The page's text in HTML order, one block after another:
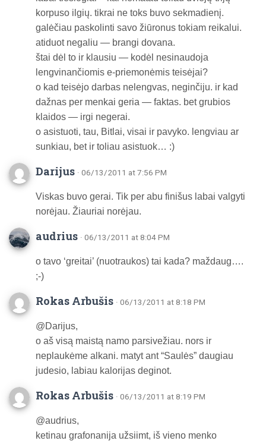
korpuso ilgių. tikrai ne toks buvo sekmadienį.
galėčiau paskolinti savo žiūronus tokiam reikalui.
atiduot negaliu — brangi dovana.
štai dėl to ir klausiu — kodėl nesinaudoja
lengvinančiomis e-priemonėmis teisėjai?
o kad teisėjo darbas nelengvas, neginčiju. ir kad
dažnas per menkai geria — faktas. bet grubios
klaidos — irgi negerai.
o asistuoti, tau, Bitlai, visai ir pavyko. lengviau ar
sunkiau, bet ir toliau asistuok… :)
Darijus · 06/13/2011 at 7:56 PM
Viskas buvo gerai. Tik per abu finišus labai valgyti
norėjau. Žiauriai norėjau.
audrius · 06/13/2011 at 8:04 PM
o tavo ‘greitai’ (nuotraukos) tai kada? maždaug….
;-)
Rokas Arbušis · 06/13/2011 at 8:18 PM
@Darijus,
o aš visą maistą namo parsivežiau. nors ir
neplaukėme alkani. matyt ant “Saulės” daugiau
judesio, labiau kalorijas deginot.
Rokas Arbušis · 06/13/2011 at 8:19 PM
@audrius,
ketinau grafonanija užsiimt, iš vieno menko